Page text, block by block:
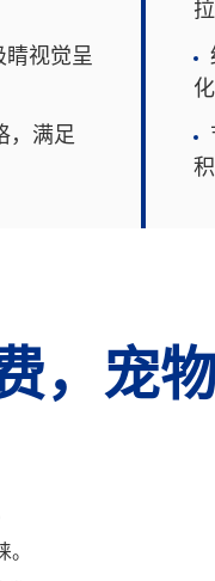
睛视觉呈
，满足
积
，宠